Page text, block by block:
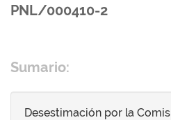
PNL/000410-2
Sumario:
Desestimación por la